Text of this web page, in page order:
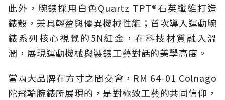
此外，腕錶採用白色Quartz TPT®石英纖維打造
錶殼，兼具輕盈與優異機械性能；首次導入運動腕
錶系列核心視覺的5N紅金，在科技材質融入溫
潤，展現運動機械與製錶工藝對話的美學高度。
當兩大品牌在方寸之間交會，RM 64-01 Colnago
陀飛輪腕錶所展現的，是對極致工藝的共同信仰，